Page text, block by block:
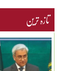
تازہ ترین